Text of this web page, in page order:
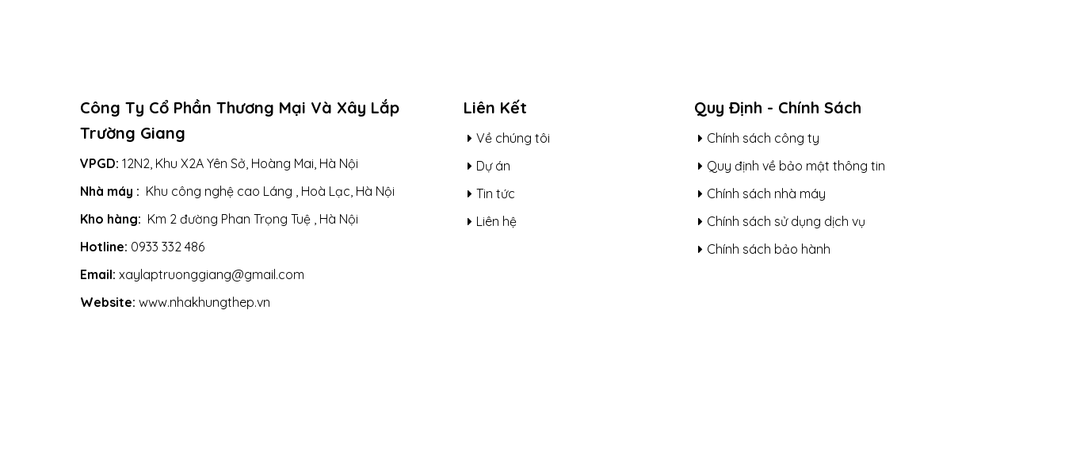
Công Ty Cổ Phần Thương Mại Và Xây Lắp
Trường Giang
VPGD: 12N2, Khu X2A Yên Sở, Hoàng Mai, Hà Nội
Nhà máy : Khu công nghệ cao Láng , Hoà Lạc, Hà Nội
Kho hàng: Km 2 đường Phan Trọng Tuệ , Hà Nội
Hotline: 0933 332 486
Email: xaylaptruonggiang@gmail.com
Website: www.nhakhungthep.vn
Liên Kết
Về chúng tôi
Dự án
Tin tức
Liên hệ
Quy Định - Chính Sách
Chính sách công ty
Quy định về bảo mật thông tin
Chính sách nhà máy
Chính sách sử dụng dịch vụ
Chính sách bảo hành